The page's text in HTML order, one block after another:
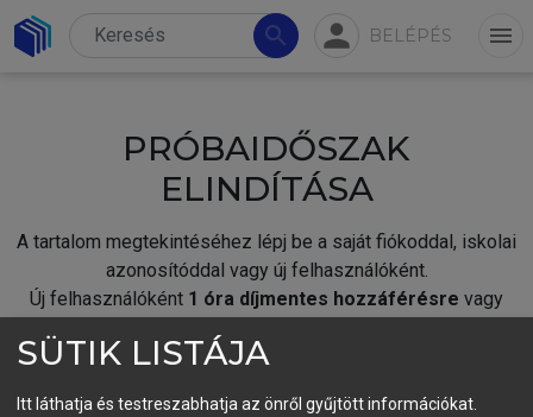
search person BELÉPÉS menu
PRÓBAIDŐSZAK
ELINDÍTÁSA
A tartalom megtekintéséhez lépj be a saját fiókoddal, iskolai
azonosítóddal vagy új felhasználóként.
Új felhasználóként 1 óra díjmentes hozzáférésre vagy
fiókoddal,vagy hozz létre új fiókot.
SÜTIK LISTÁJA
Itt láthatja és testreszabhatja az önről gyűjtött információkat.